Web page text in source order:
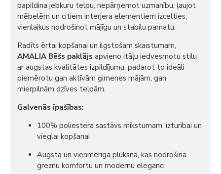
papildina jebkuru telpu, nepārņemot uzmanību, ļaujot
mēbelēm un citiem interjera elementiem izcelties,
vienlaikus nodrošinot mājīgu un stabilu pamatu.
Radīts ērtai kopšanai un ilgstošam skaistumam,
AMALIA Bēšs paklājs apvieno itāļu iedvesmotu stilu
ar augstas kvalitātes izpildījumu, padarot to ideāli
piemērotu gan aktīvām ģimenes mājām, gan
mierpilnām dzīves telpām.
Galvenās īpašības:
100% poliestera sastāvs mīkstumam, izturībai un
vieglai kopšanai
Augsta un vienmērīga plūksna, kas nodrošina
greznu komfortu un modernu eleganci